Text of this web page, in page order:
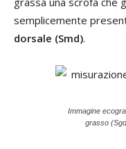
semplicemente
dorsale (Smd).
Immagine
grasso